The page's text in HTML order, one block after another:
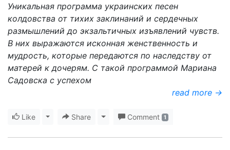
Уникальная программа украинских песен
колдовства от тихих заклинаний и сердечных
размышлений до экзальтичных изъявлений чувств.
В них выражаются исконная женственность и
мудрость, которые передаются по наследству от
матерей к дочерям. С такой программой Мариана
Садовска с успехом
read more →
Like Toggle Dropdown
Share Toggle Dropdown
Comment 1